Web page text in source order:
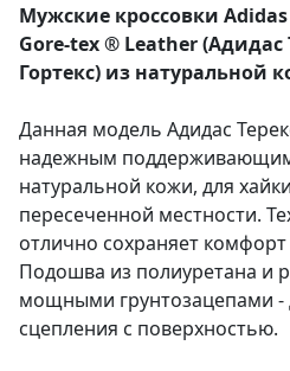
Мужские кроссовки
Gore-tex ® Leather
Гортекс) из натуральной
Данная модель Адидас
надежным
натуральной кожи, для
пересеченной местности.
отлично сохраняет комфорт
Подошва из полиуретана и
мощными грунтозацепами -
сцепления с поверхностью.